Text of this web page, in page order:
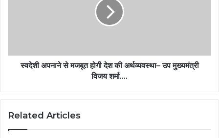
स्वदेशी अपनाने से मजबूत होगी देश की अर्थव्यवस्था– उप मुख्यमंत्री
विजय शर्मा….
Related Articles